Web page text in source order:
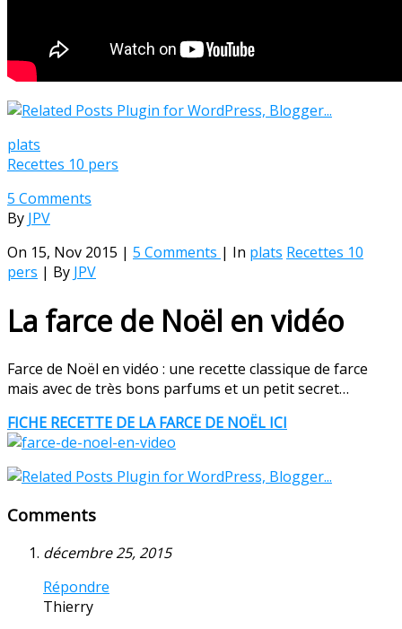
plats
Recettes 10 pers
5 Comments
By JPV
On 15, Nov 2015 | 5 Comments | In plats Recettes 10
pers | By JPV
La farce de Noël en vidéo
Farce de Noël en vidéo : une recette classique de farce
mais avec de très bons parfums et un petit secret…
FICHE RECETTE DE LA FARCE DE NOËL ICI
Comments
décembre 25, 2015
Répondre
Thierry